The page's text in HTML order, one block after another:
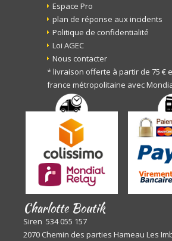
Espace Pro
plan de réponse aux incidents
Politique de confidentialité
Loi AGEC
Nous contacter
* livraison offerte à partir de 75 €
france métropolitaine avec
Charlotte Boutik
Siren 534 055 157
2070 Chemin des parties Hameau Les